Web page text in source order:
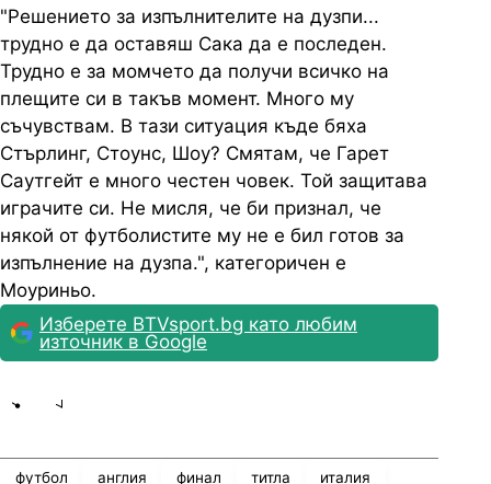
"Решението за изпълнителите на дузпи...
трудно е да оставяш Сака да е последен.
Трудно е за момчето да получи всичко на
плещите си в такъв момент. Много му
съчувствам. В тази ситуация къде бяха
Стърлинг, Стоунс, Шоу? Смятам, че Гарет
Саутгейт е много честен човек. Той защитава
играчите си. Не мисля, че би признал, че
някой от футболистите му не е бил готов за
изпълнение на дузпа.", категоричен е
Моуриньо.
Изберете BTVsport.bg като любим
източник в Google
футбол англия финал титла италия